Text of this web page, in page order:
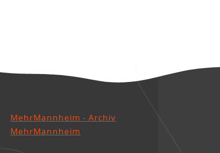
MehrMannheim - Archiv
MehrMannheim